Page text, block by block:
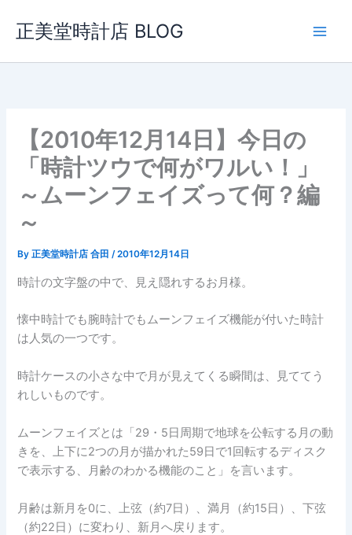
ス
正美堂時計店 BLOG
【2010年12月14日】今日の
「時計ツウで何がワルい！」
～ムーンフェイズって何？編
～
By正美堂時計店 合田/2010年12月14日
時計の文字盤の中で、見え隠れするお月様。
懐中時計でも腕時計でもムーンフェイズ機能が付いた時計
は人気の一つです。
時計ケースの小さな中で月が見えてくる瞬間は、見ててう
れしいものです。
ムーンフェイズとは「29・5日周期で地球を公転する月の動
きを、上下に2つの月が描かれた59日で1回転するディスク
で表示する、月齢のわかる機能のこと」を言います。
月齢は新月を0に、上弦（約7日）、満月（約15日）、下弦
（約22日）に変わり、新月へ戻ります。